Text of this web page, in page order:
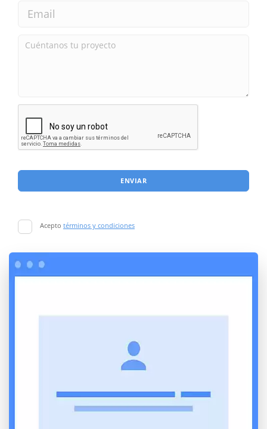
ENVIAR
Acepto términos y condiciones